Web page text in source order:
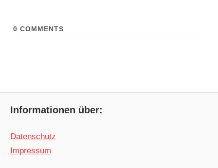
0 COMMENTS
Informationen über:
Datenschutz
Impressum